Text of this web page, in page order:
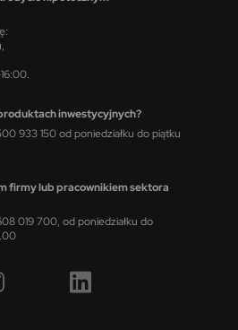
inwestycyjnych?
933 150 od poniedziałku do piątku
firmy lub pracownikiem sektora
019 700, od poniedziałku do